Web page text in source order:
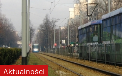
Aktualności